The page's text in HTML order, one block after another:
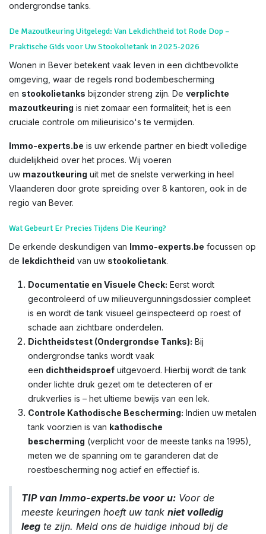
ondergrondse tanks.
De Mazoutkeuring Uitgelegd: Van Lekdichtheid tot Rode Dop –
Praktische Gids voor Uw Stookolietank in 2025-2026
Wonen in Bever betekent vaak leven in een dichtbevolkte
omgeving, waar de regels rond bodembescherming
en stookolietanks bijzonder streng zijn. De verplichte
mazoutkeuring is niet zomaar een formaliteit; het is een
cruciale controle om milieurisico's te vermijden.
Immo-experts.be is uw erkende partner en biedt volledige
duidelijkheid over het proces. Wij voeren
uw mazoutkeuring uit met de snelste verwerking in heel
Vlaanderen door grote spreiding over 8 kantoren, ook in de
regio van Bever.
Wat Gebeurt Er Precies Tijdens Die Keuring?
De erkende deskundigen van Immo-experts.be focussen op
de lekdichtheid van uw stookolietank.
Documentatie en Visuele Check: Eerst wordt
gecontroleerd of uw milieuvergunningsdossier compleet
is en wordt de tank visueel geïnspecteerd op roest of
schade aan zichtbare onderdelen.
Dichtheidstest (Ondergrondse Tanks): Bij
ondergrondse tanks wordt vaak
een dichtheidsproef uitgevoerd. Hierbij wordt de tank
onder lichte druk gezet om te detecteren of er
drukverlies is – het ultieme bewijs van een lek.
Controle Kathodische Bescherming: Indien uw metalen
tank voorzien is van kathodische
bescherming (verplicht voor de meeste tanks na 1995),
meten we de spanning om te garanderen dat de
roestbescherming nog actief en effectief is.
TIP van Immo-experts.be voor u: Voor de
meeste keuringen hoeft uw tank niet volledig
leeg te zijn. Meld ons de huidige inhoud bij de